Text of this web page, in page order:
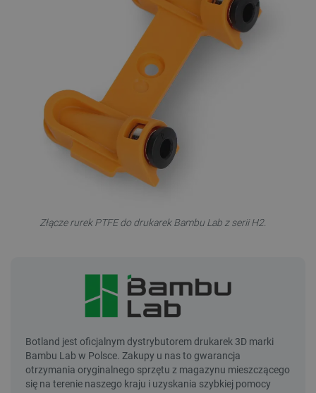
Złącze rurek PTFE do drukarek Bambu Lab z serii H2.